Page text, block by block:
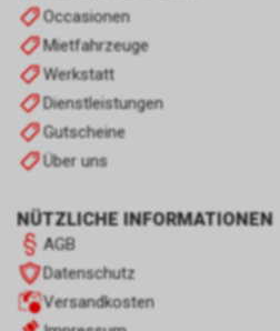
Occasionen
Mietfahrzeuge
Werkstatt
Dienstleistungen
Gutscheine
Über uns
NÜTZLICHE INFORMATIONEN
AGB
Datenschutz
Versandkosten